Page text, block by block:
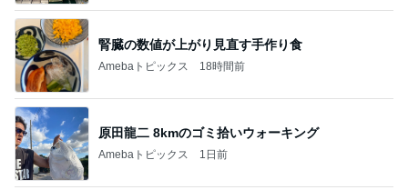
腎臓の数値が上がり見直す手作り食
Amebaトピックス 18時間前
原田龍二 8kmのゴミ拾いウォーキング
Amebaトピックス 1日前